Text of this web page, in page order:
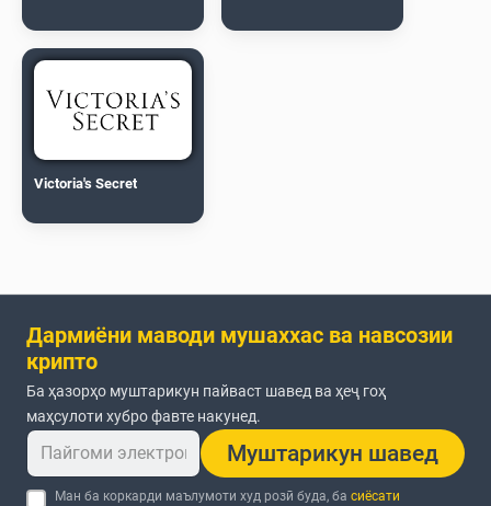
Victoria's Secret
Дармиёни маводи мушаххас ва навсозии
крипто
Ба ҳазорҳо муштарикун пайваст шавед ва ҳеҷ гоҳ
маҳсулоти хубро фавте накунед.
Муштарикун шавед
Ман ба коркарди маълумоти худ розӣ буда, басиёсати